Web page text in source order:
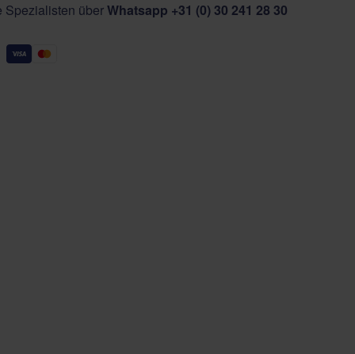
Spezialisten überWhatsapp +31 (0) 30 241 28 30